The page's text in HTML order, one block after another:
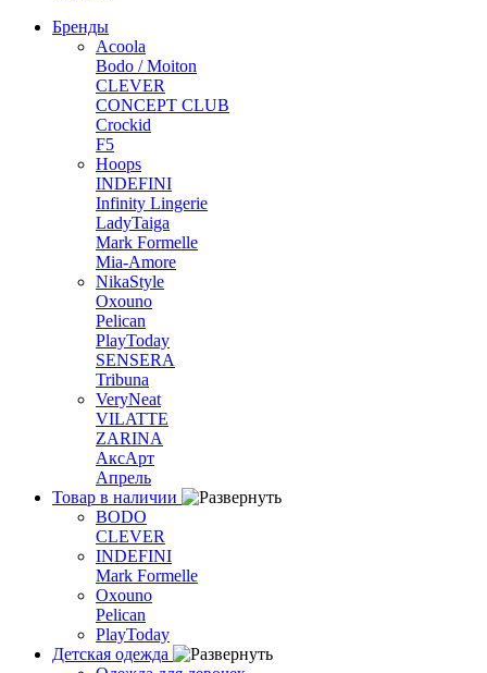
Бренды
Acoola
Bodo / Moiton
CLEVER
CONCEPT CLUB
Crockid
F5
Hoops
INDEFINI
Infinity Lingerie
LadyTaiga
Mark Formelle
Mia-Amore
NikaStyle
Oxouno
Pelican
PlayToday
SENSERA
Tribuna
VeryNeat
VILATTE
ZARINA
АксАрт
Апрель
Товар в наличии
BODO
CLEVER
INDEFINI
Mark Formelle
Oxouno
Pelican
PlayToday
Детская одежда